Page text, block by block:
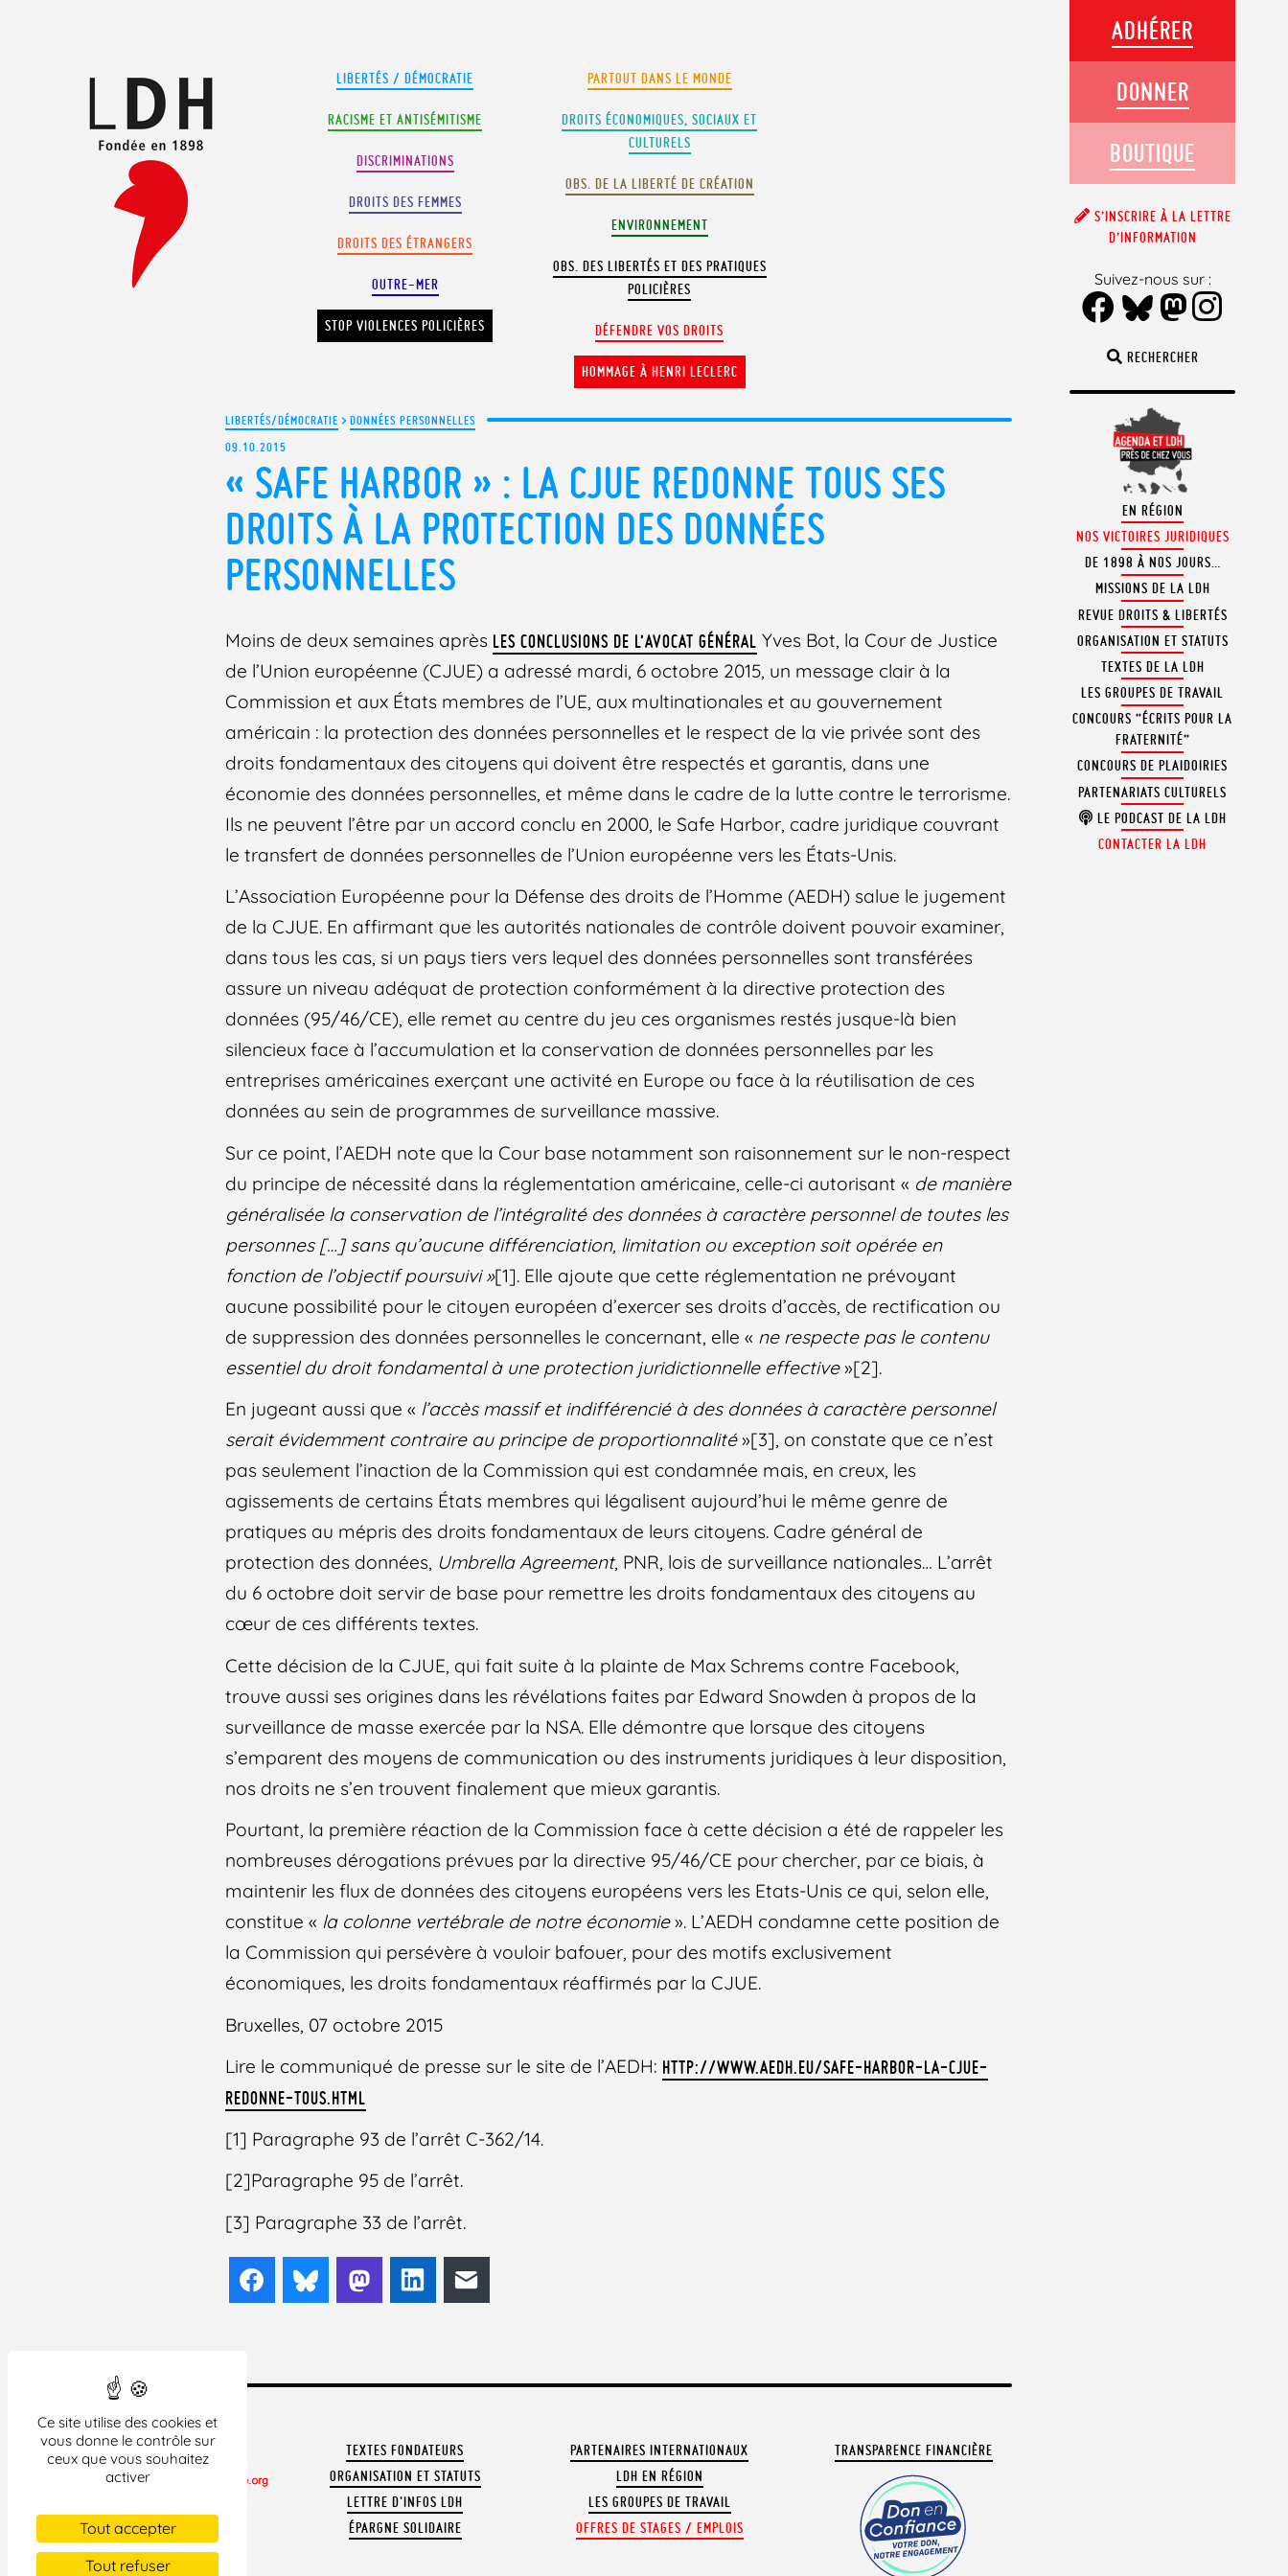
Ce site utilise des cookies et
vous donne le contrôle sur
ceux que vous souhaitez
activer
Tout accepter
Tout refuser
LIBERTÉS / DÉMOCRATIE
RACISME ET ANTISÉMITISME
DISCRIMINATIONS
DROITS DES FEMMES
DROITS DES ÉTRANGERS
OUTRE-MER
STOP VIOLENCES POLICIÈRES
PARTOUT DANS LE MONDE
DROITS ÉCONOMIQUES, SOCIAUX ET
CULTURELS
OBS. DE LA LIBERTÉ DE CRÉATION
ENVIRONNEMENT
OBS. DES LIBERTÉS ET DES PRATIQUES
POLICIÈRES
DÉFENDRE VOS DROITS
HOMMAGE À HENRI LECLERC
LIBERTÉS/DÉMOCRATIE >DONNÉES PERSONNELLES
09.10.2015
« SAFE HARBOR » : LA CJUE REDONNE TOUS SES
DROITS À LA PROTECTION DES DONNÉES
PERSONNELLES
Moins de deux semaines après LES CONCLUSIONS DE L’AVOCAT GÉNÉRAL Yves Bot, la Cour de Justice
de l’Union européenne (CJUE) a adressé mardi, 6 octobre 2015, un message clair à la
Commission et aux États membres de l’UE, aux multinationales et au gouvernement
américain : la protection des données personnelles et le respect de la vie privée sont des
droits fondamentaux des citoyens qui doivent être respectés et garantis, dans une
économie des données personnelles, et même dans le cadre de la lutte contre le terrorisme.
Ils ne peuvent l’être par un accord conclu en 2000, le Safe Harbor, cadre juridique couvrant
le transfert de données personnelles de l’Union européenne vers les États-Unis.
L’Association Européenne pour la Défense des droits de l’Homme (AEDH) salue le jugement
de la CJUE. En affirmant que les autorités nationales de contrôle doivent pouvoir examiner,
dans tous les cas, si un pays tiers vers lequel des données personnelles sont transférées
assure un niveau adéquat de protection conformément à la directive protection des
données (95/46/CE), elle remet au centre du jeu ces organismes restés jusque-là bien
silencieux face à l’accumulation et la conservation de données personnelles par les
entreprises américaines exerçant une activité en Europe ou face à la réutilisation de ces
données au sein de programmes de surveillance massive.
Sur ce point, l’AEDH note que la Cour base notamment son raisonnement sur le non-respect
du principe de nécessité dans la réglementation américaine, celle-ci autorisant « de manière
généralisée la conservation de l’intégralité des données à caractère personnel de toutes les
personnes […] sans qu’aucune différenciation, limitation ou exception soit opérée en
fonction de l’objectif poursuivi »[1]. Elle ajoute que cette réglementation ne prévoyant
aucune possibilité pour le citoyen européen d’exercer ses droits d’accès, de rectification ou
de suppression des données personnelles le concernant, elle « ne respecte pas le contenu
essentiel du droit fondamental à une protection juridictionnelle effective»[2].
En jugeant aussi que « l’accès massif et indifférencié à des données à caractère personnel
serait évidemment contraire au principe de proportionnalité»[3], on constate que ce n’est
pas seulement l’inaction de la Commission qui est condamnée mais, en creux, les
agissements de certains États membres qui légalisent aujourd’hui le même genre de
pratiques au mépris des droits fondamentaux de leurs citoyens. Cadre général de
protection des données, Umbrella Agreement, PNR, lois de surveillance nationales… L’arrêt
du 6 octobre doit servir de base pour remettre les droits fondamentaux des citoyens au
cœur de ces différents textes.
Cette décision de la CJUE, qui fait suite à la plainte de Max Schrems contre Facebook,
trouve aussi ses origines dans les révélations faites par Edward Snowden à propos de la
surveillance de masse exercée par la NSA. Elle démontre que lorsque des citoyens
s’emparent des moyens de communication ou des instruments juridiques à leur disposition,
nos droits ne s’en trouvent finalement que mieux garantis.
Pourtant, la première réaction de la Commission face à cette décision a été de rappeler les
nombreuses dérogations prévues par la directive 95/46/CE pour chercher, par ce biais, à
maintenir les flux de données des citoyens européens vers les Etats-Unis ce qui, selon elle,
constitue « la colonne vertébrale de notre économie». L’AEDH condamne cette position de
la Commission qui persévère à vouloir bafouer, pour des motifs exclusivement
économiques, les droits fondamentaux réaffirmés par la CJUE.
Bruxelles, 07 octobre 2015
Lire le communiqué de presse sur le site de l’AEDH: HTTP://WWW.AEDH.EU/SAFE-HARBOR-LA-CJUE-
REDONNE-TOUS.HTML
[1] Paragraphe 93 de l’arrêt C-362/14.
[2]Paragraphe 95 de l’arrêt.
[3] Paragraphe 33 de l’arrêt.
FacebookBlueskyMastodonLinkedIn
CONTACTER LA LDH
REVUE DE PRESSE
ARCHIVES
TEXTES FONDATEURS
ORGANISATION ET STATUTS
LETTRE D'INFOS LDH
ÉPARGNE SOLIDAIRE
PARTENAIRES INTERNATIONAUX
LDH EN RÉGION
LES GROUPES DE TRAVAIL
OFFRES DE STAGES / EMPLOIS
TRANSPARENCE FINANCIÈRE
RECHERCHER
EN RÉGION
NOS VICTOIRES JURIDIQUES
DE 1898 À NOS JOURS…
MISSIONS DE LA LDH
REVUE DROITS & LIBERTÉS
ORGANISATION ET STATUTS
TEXTES DE LA LDH
LES GROUPES DE TRAVAIL
CONCOURS “ÉCRITS POUR LA
FRATERNITÉ”
CONCOURS DE PLAIDOIRIES
PARTENARIATS CULTURELS
LE PODCAST DE LA LDH
CONTACTER LA LDH
ADHÉRER
DONNER
BOUTIQUE
S’INSCRIRE À LA LETTRE
D’INFORMATION
Suivez-nous sur :